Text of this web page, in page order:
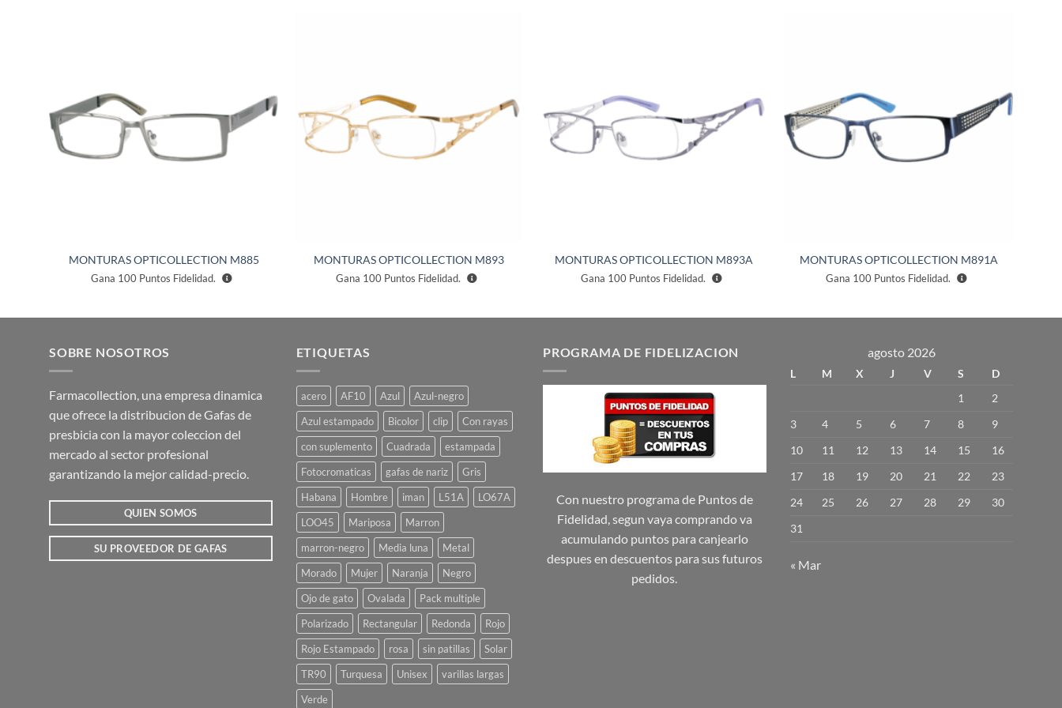
MONTURAS OPTICOLLECTION M885
Gana 100 Puntos Fidelidad.
MONTURAS OPTICOLLECTION M893
Gana 100 Puntos Fidelidad.
MONTURAS OPTICOLLECTION M893A
Gana 100 Puntos Fidelidad.
MONTURAS OPTICOLLECTION M891A
Gana 100 Puntos Fidelidad.
SOBRE NOSOTROS
Farmacollection, una empresa dinamica
que ofrece la distribucion de Gafas de
presbicia con la mayor coleccion del
mercado al sector profesional
garantizando la mejor calidad-precio.
QUIEN SOMOS
SU PROVEEDOR DE GAFAS
ETIQUETAS
acero AF10 Azul
Azul-negro
Azul estampado
Bicolor clip
Con rayas
con suplemento
Cuadrada
estampada
Fotocromaticas
gafas de nariz
Gris
Habana
Hombre iman L51A
LO67A
LOO45
Mariposa
Marron
marron-negro
Media luna
Metal
Morado
Mujer Naranja
Negro
Ojo de gato
Ovalada
Pack multiple
Polarizado
Rectangular Redonda
Rojo
Rojo Estampado
rosa sin patillas
Solar
TR90
Turquesa Unisex
varillas largas
Verde
PROGRAMA DE FIDELIZACION
Con nuestro programa de Puntos de
Fidelidad, segun vaya comprando va
acumulando puntos para canjearlo
despues en descuentos para sus futuros
pedidos.
agosto 2026
L M X J V S
D
1
2
3
4 5 6 7 8
9
10
11 12 13 14 15
16
17
18 19 20 21 22
23
24
25 26 27 28 29
30
31
« Mar